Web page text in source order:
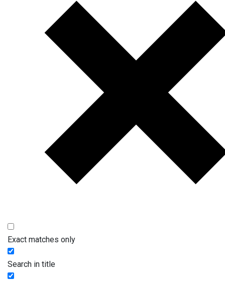
Exact matches only
Search in title